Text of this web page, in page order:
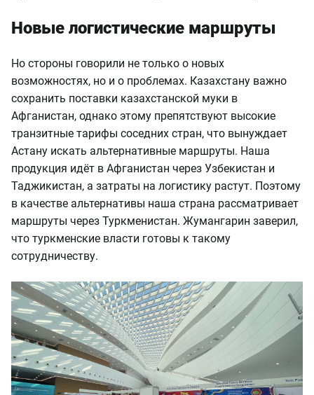
Новые логистические маршруты
Но стороны говорили не только о новых
возможностях, но и о проблемах. Казахстану важно
сохранить поставки казахстанской муки в
Афганистан, однако этому препятствуют высокие
транзитные тарифы соседних стран, что вынуждает
Астану искать альтернативные маршруты. Наша
продукция идёт в Афганистан через Узбекистан и
Таджикистан, а затраты на логистику растут. Поэтому
в качестве альтернативы наша страна рассматривает
маршруты через Туркменистан. Жумангарин заверил,
что туркменские власти готовы к такому
сотрудничеству.